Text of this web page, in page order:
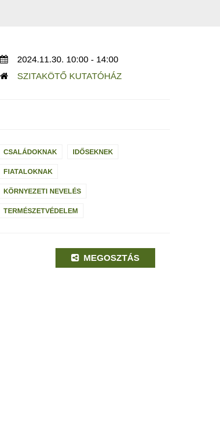
2024.11.30. 10:00 - 14:00
SZITAKÖTŐ KUTATÓHÁZ
CSALÁDOKNAK IDŐSEKNEK
FIATALOKNAK
KÖRNYEZETI NEVELÉS
TERMÉSZETVÉDELEM
MEGOSZTÁS